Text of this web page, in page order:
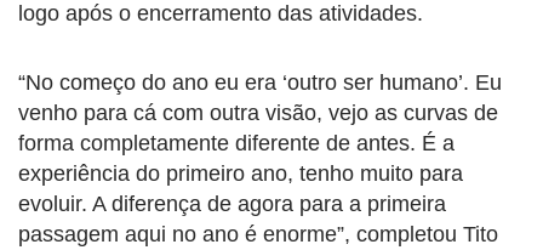
logo após o encerramento das atividades.
“No começo do ano eu era ‘outro ser humano’. Eu
venho para cá com outra visão, vejo as curvas de
forma completamente diferente de antes. É a
experiência do primeiro ano, tenho muito para
evoluir. A diferença de agora para a primeira
passagem aqui no ano é enorme”, completou Tito